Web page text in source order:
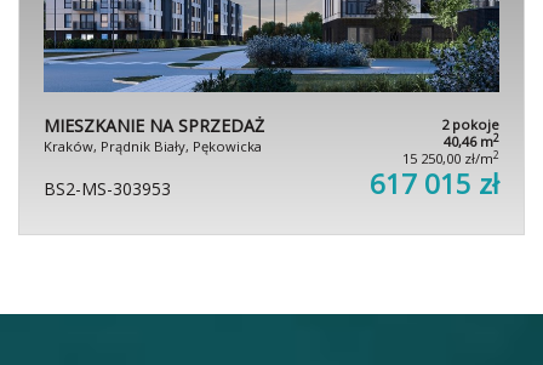
MIESZKANIE NA SPRZEDAŻ
Kraków, Prądnik Biały, Pękowicka
2 pokoje
40,46 m2
15 250,00 zł/m2
BS2-MS-303953 617 015 zł